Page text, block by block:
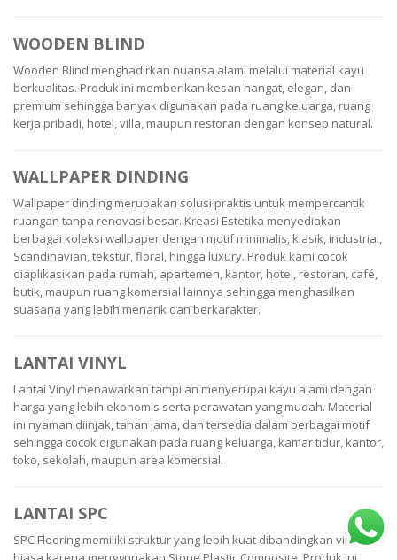
WOODEN BLIND
Wooden Blind menghadirkan nuansa alami melalui material kayu
berkualitas. Produk ini memberikan kesan hangat, elegan, dan
premium sehingga banyak digunakan pada ruang keluarga, ruang
kerja pribadi, hotel, villa, maupun restoran dengan konsep natural.
WALLPAPER DINDING
Wallpaper dinding merupakan solusi praktis untuk mempercantik
ruangan tanpa renovasi besar. Kreasi Estetika menyediakan
berbagai koleksi wallpaper dengan motif minimalis, klasik, industrial,
Scandinavian, tekstur, floral, hingga luxury. Produk kami cocok
diaplikasikan pada rumah, apartemen, kantor, hotel, restoran, café,
butik, maupun ruang komersial lainnya sehingga menghasilkan
suasana yang lebih menarik dan berkarakter.
LANTAI VINYL
Lantai Vinyl menawarkan tampilan menyerupai kayu alami dengan
harga yang lebih ekonomis serta perawatan yang mudah. Material
ini nyaman diinjak, tahan lama, dan tersedia dalam berbagai motif
sehingga cocok digunakan pada ruang keluarga, kamar tidur, kantor,
toko, sekolah, maupun area komersial.
LANTAI SPC
SPC Flooring memiliki struktur yang lebih kuat dibandingkan vinyl